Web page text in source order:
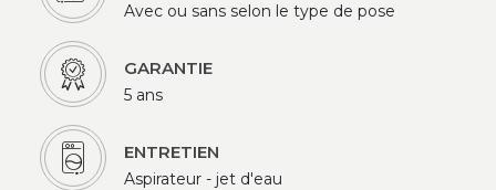
Avec ou sans selon le type de pose
GARANTIE
5 ans
ENTRETIEN
Aspirateur - jet d'eau